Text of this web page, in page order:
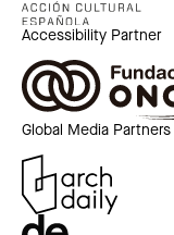
Accessibility Partner
Global Media Partners